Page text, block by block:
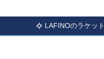
LAFINOのラケット